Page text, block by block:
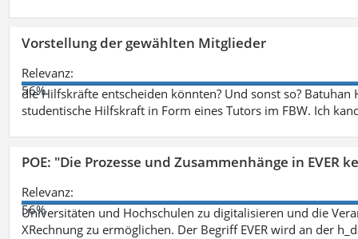
Vorstellung der gewählten Mitglieder
Relevanz:
56%
die Hilfskräfte entscheiden könnten? Und sonst so?
studentische Hilfskraft in Form eines Tutors im FBW. Ich
POE: "Die Prozesse und Zusammenhänge in EVER
Relevanz:
56%
Universitäten und Hochschulen zu digitalisieren und die
XRechnung zu ermöglichen. Der Begriff EVER wird an der